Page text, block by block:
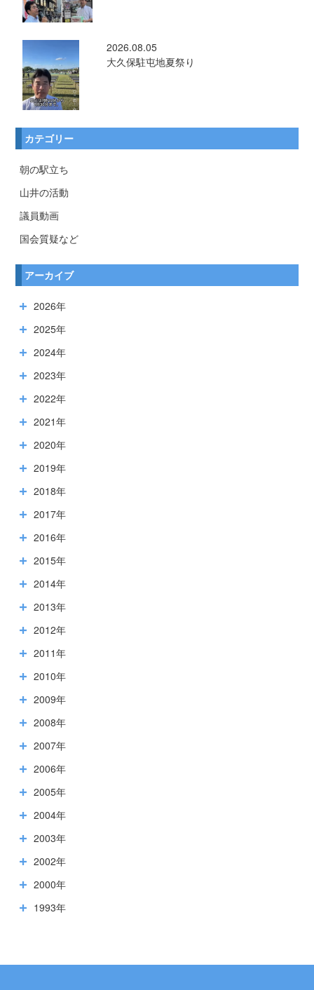
2026.08.05
大久保駐屯地夏祭り
カテゴリー
朝の駅立ち
山井の活動
議員動画
国会質疑など
アーカイブ
2026年
2025年
2024年
2023年
2022年
2021年
2020年
2019年
2018年
2017年
2016年
2015年
2014年
2013年
2012年
2011年
2010年
2009年
2008年
2007年
2006年
2005年
2004年
2003年
2002年
2000年
1993年